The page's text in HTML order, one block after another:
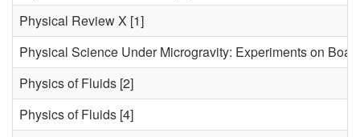
Physical Review X [1]
Physical Science Under Microgravity: Experiments on
Physics of Fluids [2]
Physics of Fluids [4]